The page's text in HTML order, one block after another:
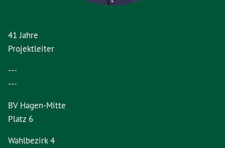
41 Jahre
Projektleiter
---
---
BV Hagen-Mitte
Platz 6
Wahlbezirk 4